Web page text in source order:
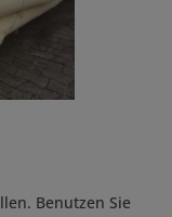
Benutzen Sie